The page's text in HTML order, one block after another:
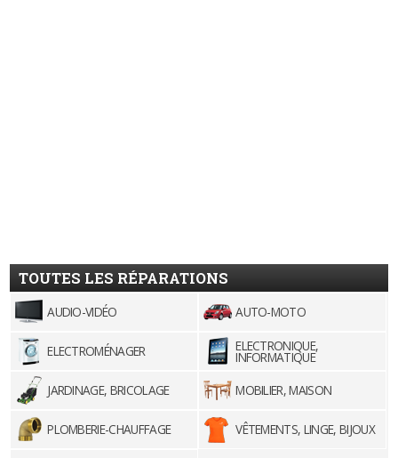
TOUTES LES RÉPARATIONS
AUDIO-VIDÉO AUTO-MOTO
ELECTROMÉNAGER ELECTRONIQUE,
INFORMATIQUE
JARDINAGE, BRICOLAGE
MOBILIER, MAISON
PLOMBERIE-CHAUFFAGE VÊTEMENTS, LINGE, BIJOUX